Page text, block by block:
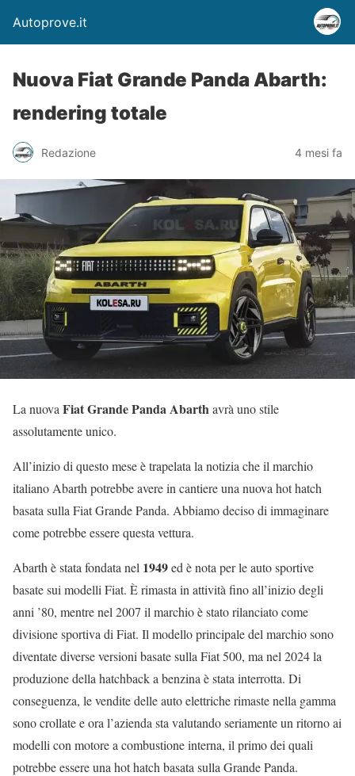
Autoprove.it
Nuova Fiat Grande Panda Abarth:
rendering totale
Redazione 4 mesi fa
La nuovaFiat Grande Panda Abarthavrà uno stile
assolutamente unico.
All’inizio di questo mese è trapelata la notizia che il marchio
italiano Abarth potrebbe avere in cantiere una nuova hot hatch
basata sulla Fiat Grande Panda. Abbiamo deciso di immaginare
come potrebbe essere questa vettura.
Abarth è stata fondata nel 1949ed è nota per le auto sportive
basate sui modelli Fiat. È rimasta in attività fino all’inizio degli
anni ’80, mentre nel 2007 il marchio è stato rilanciato come
divisione sportiva di Fiat. Il modello principale del marchio sono
diventate diverse versioni basate sulla Fiat 500, ma nel 2024 la
produzione della hatchback a benzina è stata interrotta. Di
conseguenza, le vendite delle auto elettriche rimaste nella gamma
sono crollate e ora l’azienda sta valutando seriamente un ritorno ai
modelli con motore a combustione interna, il primo dei quali
potrebbe essere una hot hatch basata sulla Grande Panda.